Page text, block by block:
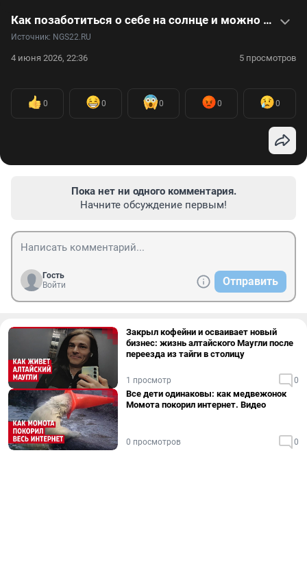
Как позаботиться о себе на солнце и можно ли вообще загорать, дерматолог рассказал в коротком видео
Источник: NGS22.RU
4 июня 2026, 22:36 5 просмотров
0 0 0 0 0
Пока нет ни одного комментария.
Начните обсуждение первым!
Гость
Войти
Отправить
Закрыл кофейни и осваивает новый
бизнес: жизнь алтайского Маугли после
переезда из тайги в столицу
1 просмотр 0
Все дети одинаковы: как медвежонок
Момота покорил интернет. Видео
0 просмотров 0